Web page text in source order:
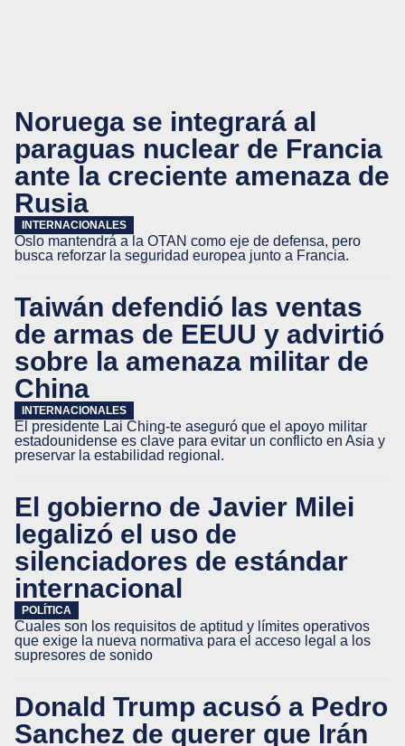
Noruega se integrará al
paraguas nuclear de Francia
ante la creciente amenaza de
Rusia
INTERNACIONALES
Oslo mantendrá a la OTAN como eje de defensa, pero
busca reforzar la seguridad europea junto a Francia.
Taiwán defendió las ventas
de armas de EEUU y advirtió
sobre la amenaza militar de
China
INTERNACIONALES
El presidente Lai Ching-te aseguró que el apoyo militar
estadounidense es clave para evitar un conflicto en Asia y
preservar la estabilidad regional.
El gobierno de Javier Milei
legalizó el uso de
silenciadores de estándar
internacional
POLÍTICA
Cuales son los requisitos de aptitud y límites operativos
que exige la nueva normativa para el acceso legal a los
supresores de sonido
Donald Trump acusó a Pedro
Sanchez de querer que Irán